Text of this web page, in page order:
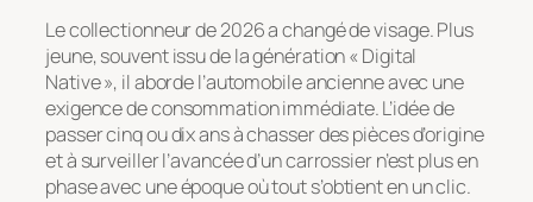
Le collectionneur de 2026 a changé de visage. Plus
jeune, souvent issu de la génération « Digital
Native », il aborde l’automobile ancienne avec une
exigence de consommation immédiate. L’idée de
passer cinq ou dix ans à chasser des pièces d’origine
et à surveiller l’avancée d’un carrossier n’est plus en
phase avec une époque où tout s’obtient en un clic.